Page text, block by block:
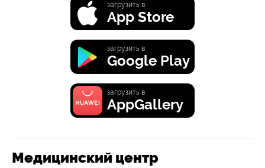
загрузить в
App Store
загрузить в
Google Play
загрузить в
AppGallery
Медицинский центр